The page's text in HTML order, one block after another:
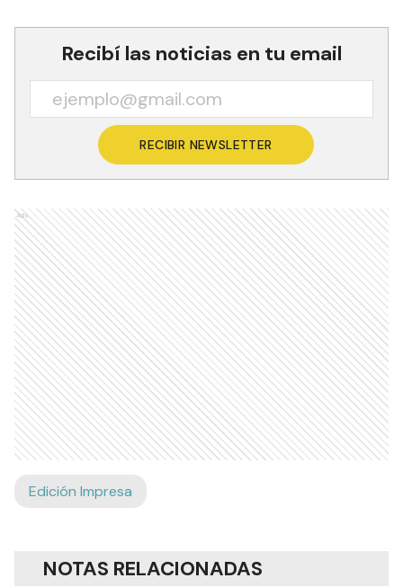
Recibí las noticias en tu email
RECIBIR NEWSLETTER
Ads
Edición Impresa
NOTAS RELACIONADAS